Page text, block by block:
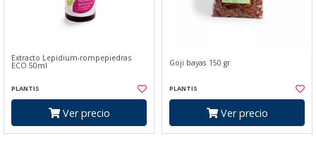
Extracto Lepidium-rompepiedras
ECO 50ml
PLANTIS
Ver precio
Goji bayas 150 gr
PLANTIS
Ver precio